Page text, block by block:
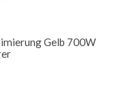
Gelb 700W